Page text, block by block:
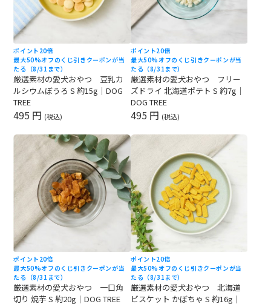
ポイント20倍
最大50%オフのくじ引きクーポンが当
たる（8/31まで）
厳選素材の愛犬おやつ 豆乳カ
ルシウムぼうろ S 約15g｜DOG
TREE
495 円 (税込)
ポイント20倍
最大50%オフのくじ引きクーポンが当
たる（8/31まで）
厳選素材の愛犬おやつ フリー
ズドライ 北海道ポテト S 約7g｜
DOG TREE
495 円 (税込)
ポイント20倍
最大50%オフのくじ引きクーポンが当
たる（8/31まで）
厳選素材の愛犬おやつ 一口角
切り 焼芋 S 約20g｜DOG TREE
ポイント20倍
最大50%オフのくじ引きクーポンが当
たる（8/31まで）
厳選素材の愛犬おやつ 北海道
ビスケット かぼちゃ S 約16g｜